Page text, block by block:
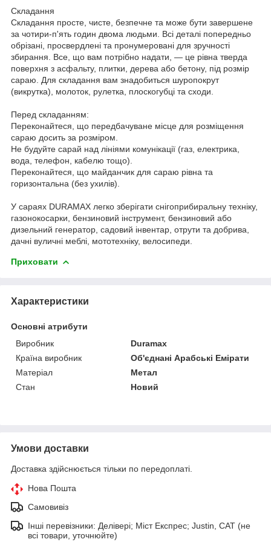
Складання
Складання просте, чисте, безпечне та може бути завершене
за чотири-п'ять годин двома людьми. Всі деталі попередньо
обрізані, просвердлені та пронумеровані для зручності
збирання. Все, що вам потрібно надати, — це рівна тверда
поверхня з асфальту, плитки, дерева або бетону, під розмір
сараю. Для складання вам знадобиться шуропокрут
(викрутка), молоток, рулетка, плоскогубці та сходи.
Перед складанням:
Переконайтеся, що передбачуване місце для розміщення
сараю досить за розміром.
Не будуйте сарай над лініями комунікації (газ, електрика,
вода, телефон, кабелю тощо).
Переконайтеся, що майданчик для сараю рівна та
горизонтальна (без ухилів).
У сараях DURAMAX легко зберігати снігоприбиральну техніку,
газонокосарки, бензиновий інструмент, бензиновий або
дизельний генератор, садовий інвентар, отрути та добрива,
дачні вуличні меблі, мототехніку, велосипеди.
Приховати
Характеристики
Основні атрибути
Виробник
Duramax
Країна виробник
Об'єднані Арабські Емірати
Матеріал
Метал
Стан
Новий
Умови доставки
Доставка здійснюється тільки по передоплаті.
Нова Пошта
Самовивіз
Інші перевізники: Делівері; Міст Експрес; Justin, САТ (не
всі товари, уточнюйте)